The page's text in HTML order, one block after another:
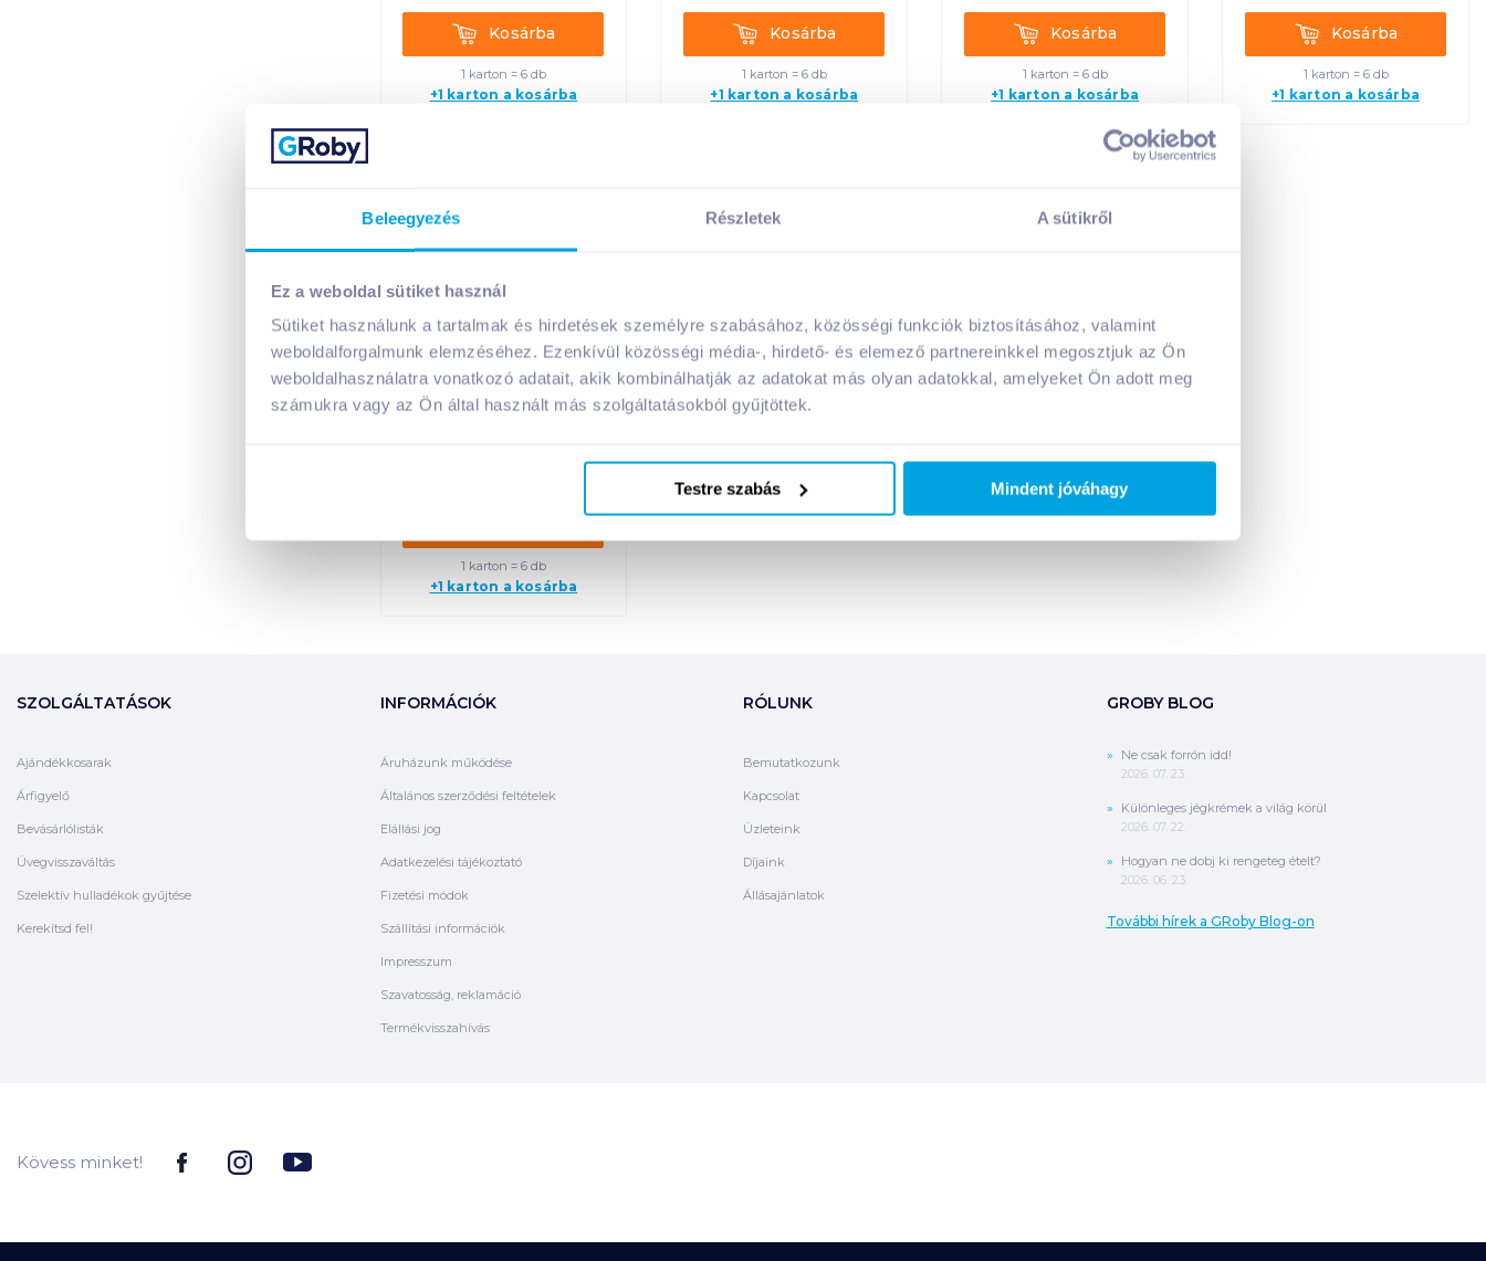
Beleegyezés Részletek A sütikről
Ez a weboldal sütiket használ
Sütiket használunk a tartalmak és hirdetések személyre szabásához, közösségi funkciók biztosításához, valamint
weboldalforgalmunk elemzéséhez. Ezenkívül közösségi média-, hirdető- és elemező partnereinkkel megosztjuk az Ön
weboldalhasználatra vonatkozó adatait, akik kombinálhatják az adatokat más olyan adatokkal, amelyeket Ön adott meg
számukra vagy az Ön által használt más szolgáltatásokból gyűjtöttek.
Testre szabás Mindent jóváhagy
költséget nem tartalmazza. További
csökkenő
Termék neve A-Z
KosárbaKosárba
1 karton = 6 db
+1 karton a kosárba
KosárbaKosárba
1 karton = 6 db
+1 karton a kosárba
KosárbaKosárba
1 karton = 6 db
+1 karton a kosárba
KosárbaKosárba
1 karton = 6 db
+1 karton a kosárba
hohes C Vitamin Water
Elecrolyte citrom-lime
ízesítésű szénsavas
üdítőital 0,5 l
Visszaváltási díj: 50Ft/ db
1 karton = 6 db
+1 karton a kosárba
SZOLGÁLTATÁSOK
Ajándékkosarak
Árfigyelő
Bevásárlólisták
Üvegvisszaváltás
Szelektív hulladékok gyűjtése
Kerekítsd fel!
INFORMÁCIÓK
Áruházunk működése
Általános szerződési feltételek
Elállási jog
Adatkezelési tájékoztató
Fizetési módok
Szállítási információk
Impresszum
Szavatosság, reklamáció
Termékvisszahívás
RÓLUNK
Bemutatkozunk
Kapcsolat
Üzleteink
Díjaink
Állásajánlatok
GROBY BLOG
Ne csak forrón idd!
2026. 07. 23.
Különleges jégkrémek a világ körül
2026. 07. 22.
Hogyan ne dobj ki rengeteg ételt?
2026. 06. 23.
További hírek a GRoby Blog-on
Kövess minket!